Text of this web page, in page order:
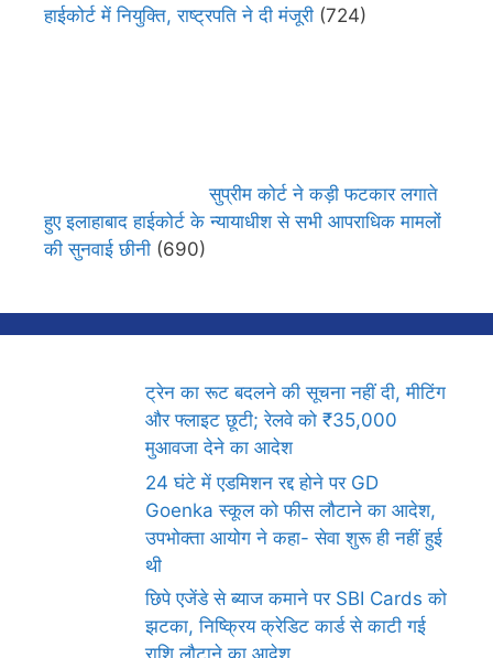
हाईकोर्ट में नियुक्ति, राष्ट्रपति ने दी मंजूरी (724)
सुप्रीम कोर्ट ने कड़ी फटकार लगाते
हुए इलाहाबाद हाईकोर्ट के न्यायाधीश से सभी आपराधिक मामलों
की सुनवाई छीनी (690)
ट्रेन का रूट बदलने की सूचना नहीं दी, मीटिंग
और फ्लाइट छूटी; रेलवे को ₹35,000
मुआवजा देने का आदेश
24 घंटे में एडमिशन रद्द होने पर GD
Goenka स्कूल को फीस लौटाने का आदेश,
उपभोक्ता आयोग ने कहा- सेवा शुरू ही नहीं हुई
थी
छिपे एजेंडे से ब्याज कमाने पर SBI Cards को
झटका, निष्क्रिय क्रेडिट कार्ड से काटी गई
राशि लौटाने का आदेश